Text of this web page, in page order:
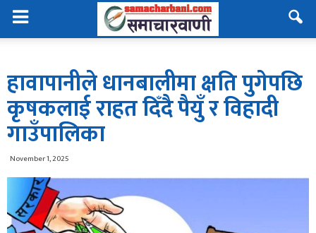
हावापानीले धानबालीमा क्षति पुगेपछि
कृषकलाई राहत दिँदै पैयुँ र विहादी
गाउँपालिका
November 1, 2025